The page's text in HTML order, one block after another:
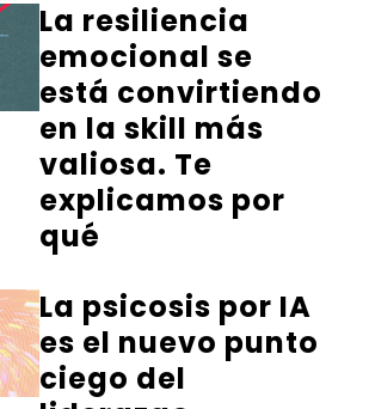
La resiliencia
emocional se
está convirtiendo
en la skill más
valiosa. Te
explicamos por
qué
La psicosis por IA
es el nuevo punto
ciego del